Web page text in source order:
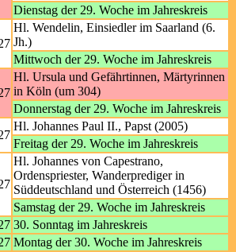
Dienstag der 29. Woche im Jahreskreis
Hl. Wendelin, Einsiedler im Saarland (6.
Jh.)
Mittwoch der 29. Woche im Jahreskreis
Hl. Ursula und Gefährtinnen, Märtyrinnen
in Köln (um 304)
Donnerstag der 29. Woche im Jahreskreis
Hl. Johannes Paul II., Papst (2005)
Freitag der 29. Woche im Jahreskreis
Hl. Johannes von Capestrano,
Ordenspriester, Wanderprediger in
Süddeutschland und Österreich (1456)
Samstag der 29. Woche im Jahreskreis
30. Sonntag im Jahreskreis
Montag der 30. Woche im Jahreskreis